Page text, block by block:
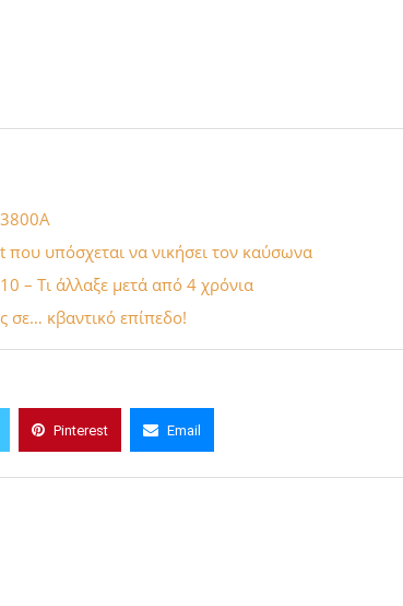
υπόσχεται να νικήσει τον καύσωνα
– Τι άλλαξε μετά από 4 χρόνια
σε… κβαντικό επίπεδο!
Pinterest Email